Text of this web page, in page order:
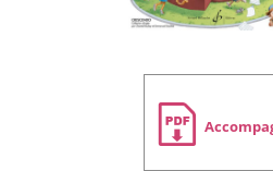
Zone
de
téléchargement